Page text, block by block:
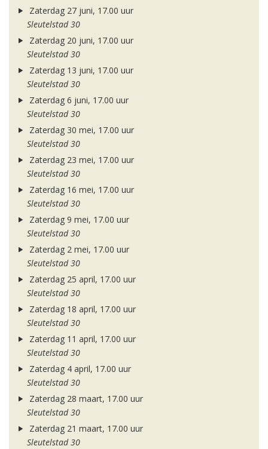
Zaterdag 27 juni, 17.00 uur
Sleutelstad 30
Zaterdag 20 juni, 17.00 uur
Sleutelstad 30
Zaterdag 13 juni, 17.00 uur
Sleutelstad 30
Zaterdag 6 juni, 17.00 uur
Sleutelstad 30
Zaterdag 30 mei, 17.00 uur
Sleutelstad 30
Zaterdag 23 mei, 17.00 uur
Sleutelstad 30
Zaterdag 16 mei, 17.00 uur
Sleutelstad 30
Zaterdag 9 mei, 17.00 uur
Sleutelstad 30
Zaterdag 2 mei, 17.00 uur
Sleutelstad 30
Zaterdag 25 april, 17.00 uur
Sleutelstad 30
Zaterdag 18 april, 17.00 uur
Sleutelstad 30
Zaterdag 11 april, 17.00 uur
Sleutelstad 30
Zaterdag 4 april, 17.00 uur
Sleutelstad 30
Zaterdag 28 maart, 17.00 uur
Sleutelstad 30
Zaterdag 21 maart, 17.00 uur
Sleutelstad 30